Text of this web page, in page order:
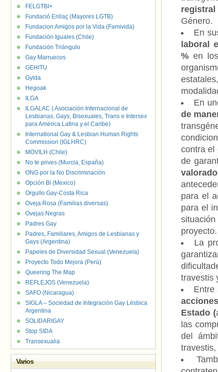
Género.
En
laboral
% en
En
de
contra el
de
para el
para el
proyecto.
La
travestis
Estado (
las
del
FELGTBI+
Fundació Enllaç (Mayores LGTB)
Fundacion Amigos por la Vida (Famivida)
Fundación Iguales (Chile)
Fundación Triángulo
Gay Marruecos
GEHITU
Gylda
Hegoak
ILGA
ILGALAC ( Asociación Internacional de
Lesbianas, Gays, Bisexuales, Trans e Intersex
para América Latina y el Caribe)
International Gay & Lesbian Human Rights
Commission (IGLHRC)
MOVILH (Chile)
No te prives (Murcia, España)
ONG por la No Discriminación
Opción Bi (Mexico)
Orgullo Gay-Costa Rica
Oveja Rosa (Familias diversas)
Ovejas Negras
Padres Gay
Padres, Familiares, Amigos de Lesbianas y
Gays (Argentina)
Papeles de Diversidad Sexual (Venezuela)
Proyecto Todo Mejora (Perú)
Queering The Map
REFLEJOS (Venezuela)
SAFO (Nicaragua)
SIGLA – Sociedad de Integración Gay Lésbica
Argentina
SOLIDARIGAY
Stop SIDA
Transexualia
Varios